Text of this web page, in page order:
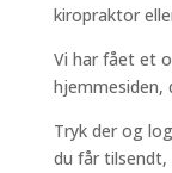
kiropraktor
Vi har fået et
hjemmesiden,
Tryk der og
du får tilsendt,